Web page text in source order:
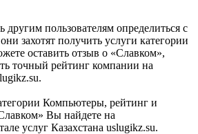
пользователям определиться с
захотят получить услуги категории
оставить отзыв о «Славком»,
точный рейтинг компании на
Компьютеры, рейтинг и
Вы найдете на
услуг Казахстана uslugikz.su.